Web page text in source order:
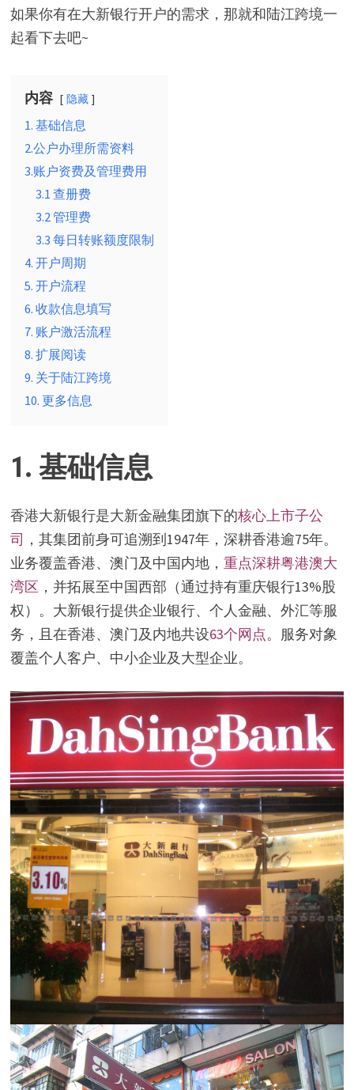
如果你有在大新银行开户的需求，那就和陆江跨境一
起看下去吧~
内容 隐藏
1. 基础信息
2.公户办理所需资料
3.账户资费及管理费用
3.1 查册费
3.2 管理费
3.3 每日转账额度限制
4. 开户周期
5. 开户流程
6. 收款信息填写
7. 账户激活流程
8. 扩展阅读
9. 关于陆江跨境
10. 更多信息
1. 基础信息
香港大新银行是大新金融集团旗下的核心上市子公
司 ，其集团前身可追溯到1947年，深耕香港逾75年。
业务覆盖香港、澳门及中国内地，重点深耕粤港澳大
湾区 ，并拓展至中国西部（通过持有重庆银行13%股
权）。大新银行提供企业银行、个人金融、外汇等服
务，且在香港、澳门及内地共设63个网点。服务对象
覆盖个人客户、中小企业及大型企业。